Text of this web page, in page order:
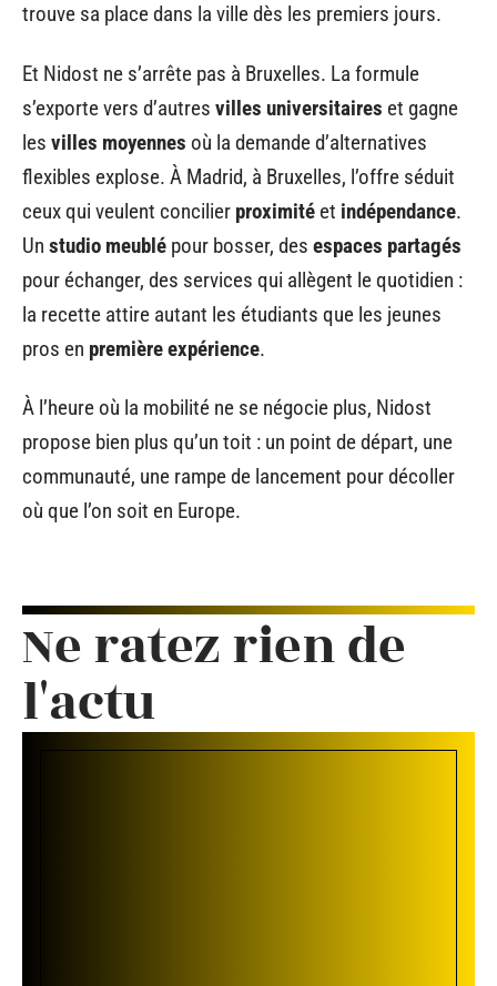
trouve sa place dans la ville dès les premiers jours.
Et Nidost ne s’arrête pas à Bruxelles. La formule
s’exporte vers d’autres villes universitaires et gagne
les villes moyennes où la demande d’alternatives
flexibles explose. À Madrid, à Bruxelles, l’offre séduit
ceux qui veulent concilier proximité et indépendance.
Un studio meublé pour bosser, des espaces partagés
pour échanger, des services qui allègent le quotidien :
la recette attire autant les étudiants que les jeunes
pros en première expérience.
À l’heure où la mobilité ne se négocie plus, Nidost
propose bien plus qu’un toit : un point de départ, une
communauté, une rampe de lancement pour décoller
où que l’on soit en Europe.
Ne ratez rien de
l'actu